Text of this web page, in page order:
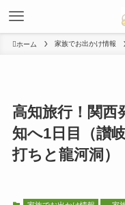
ホーム 家族でお出かけ情報
高知旅行！関西
知へ1日目（讃
打ちと龍河洞）